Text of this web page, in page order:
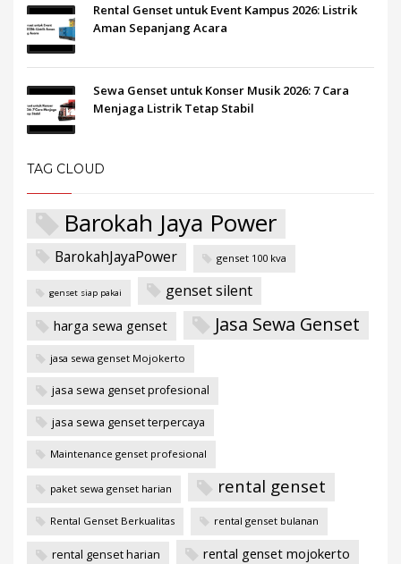
Rental Genset untuk Event Kampus 2026: Listrik
Aman Sepanjang Acara
Sewa Genset untuk Konser Musik 2026: 7 Cara
Menjaga Listrik Tetap Stabil
TAG CLOUD
Barokah Jaya Power
BarokahJayaPower genset 100 kva
genset siap pakai genset silent
harga sewa genset Jasa Sewa Genset
jasa sewa genset Mojokerto
jasa sewa genset profesional
jasa sewa genset terpercaya
Maintenance genset profesional
paket sewa genset harian rental genset
Rental Genset Berkualitas rental genset bulanan
rental genset harian rental genset mojokerto